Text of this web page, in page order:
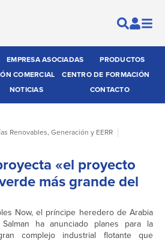
EMPRESA ASOCIADAS
PRODUCTOS
COMERCIAL
CENTRO DE FORMACIÓN
NOTICIAS CONTACTO
Renovables, Generación y EERR
«el proyecto
más grande del
Now, el príncipe heredero de Arabia
ha anunciado planes para la
complejo industrial flotante que